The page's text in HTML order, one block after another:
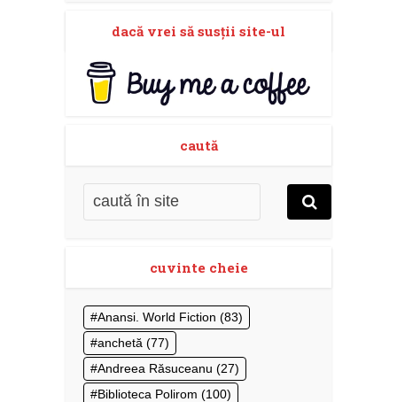
dacă vrei să susţii site-ul
caută
cuvinte cheie
Anansi. World Fiction (83)
anchetă (77)
Andreea Răsuceanu (27)
Biblioteca Polirom (100)